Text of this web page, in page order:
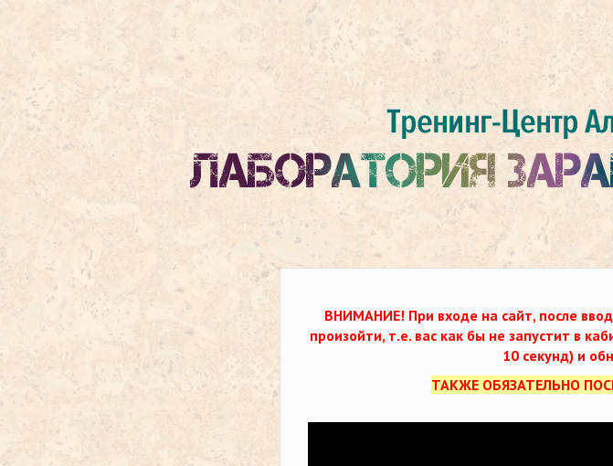
ВНИМАНИЕ! При входе на сайт, после
произойти, т.е. вас как бы не запустит в
10 секунд) и
ТАКЖЕ ОБЯЗАТЕЛЬНО